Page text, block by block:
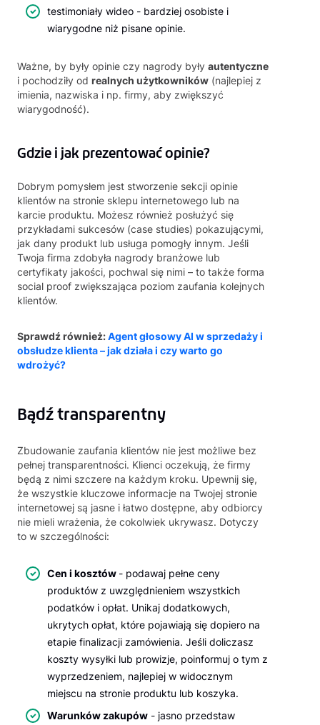
testimoniały wideo - bardziej osobiste i
wiarygodne niż pisane opinie.
Ważne, by były opinie czy nagrody były autentyczne
i pochodziły od realnych użytkowników (najlepiej z
imienia, nazwiska i np. firmy, aby zwiększyć
wiarygodność).
Gdzie i jak prezentować opinie?
Dobrym pomysłem jest stworzenie sekcji opinie
klientów na stronie sklepu internetowego lub na
karcie produktu. Możesz również posłużyć się
przykładami sukcesów (case studies) pokazującymi,
jak dany produkt lub usługa pomogły innym. Jeśli
Twoja firma zdobyła nagrody branżowe lub
certyfikaty jakości, pochwal się nimi – to także forma
social proof zwiększająca poziom zaufania kolejnych
klientów.
Sprawdź również:Agent głosowy AI w sprzedaży i
obsłudze klienta – jak działa i czy warto go
wdrożyć?
Bądź transparentny
Zbudowanie zaufania klientów nie jest możliwe bez
pełnej transparentności. Klienci oczekują, że firmy
będą z nimi szczere na każdym kroku. Upewnij się,
że wszystkie kluczowe informacje na Twojej stronie
internetowej są jasne i łatwo dostępne, aby odbiorcy
nie mieli wrażenia, że cokolwiek ukrywasz. Dotyczy
to w szczególności:
Cen i kosztów - podawaj pełne ceny
produktów z uwzględnieniem wszystkich
podatków i opłat. Unikaj dodatkowych,
ukrytych opłat, które pojawiają się dopiero na
etapie finalizacji zamówienia. Jeśli doliczasz
koszty wysyłki lub prowizje, poinformuj o tym z
wyprzedzeniem, najlepiej w widocznym
miejscu na stronie produktu lub koszyka.
Warunków zakupów - jasno przedstaw